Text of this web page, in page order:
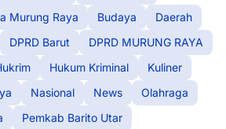
Murung Raya Budaya
Daerah
DPRD Barut
DPRD MURUNG RAYA
Hukum Kriminal
Kuliner
Nasional News
Olahraga
Pemkab Barito Utar